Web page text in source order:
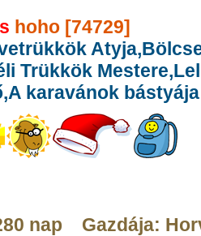
hoho [74729]
Trükkök
karavánok bástyája
nap Gazdája: